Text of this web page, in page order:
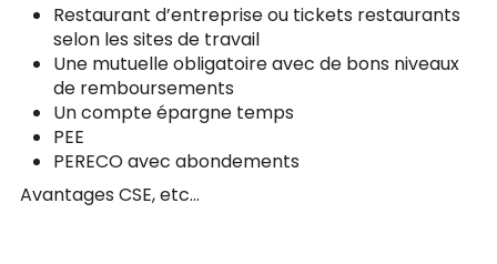
Restaurant d’entreprise ou tickets restaurants
selon les sites de travail
Une mutuelle obligatoire avec de bons niveaux
de remboursements
Un compte épargne temps
PEE
PERECO avec abondements
Avantages CSE, etc…